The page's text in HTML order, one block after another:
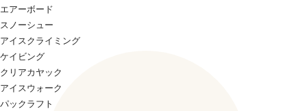
エアーボード
スノーシュー
アイスクライミング
ケイビング
クリアカヤック
アイスウォーク
パックラフト